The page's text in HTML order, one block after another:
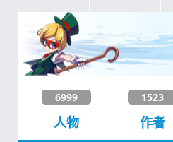
6999
人物
1523
作者